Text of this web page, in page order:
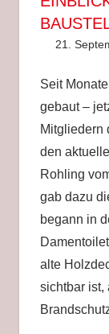
21.
Seit
gebaut –
Mitgliedern
den
Rohling
gab dazu
begann in
alte
sichtbar ist,